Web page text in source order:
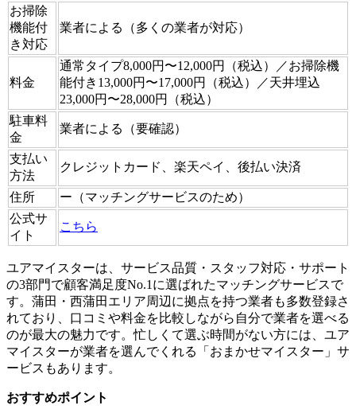
お掃除
機能付
き対応
業者による（多くの業者が対応）
料金
通常タイプ8,000円〜12,000円（税込）／お掃除機
能付き13,000円〜17,000円（税込）／天井埋込
23,000円〜28,000円（税込）
駐車料
金
業者による（要確認）
支払い
方法
クレジットカード、楽天ペイ、後払い決済
住所
ー（マッチングサービスのため）
公式サ
イト
こちら
ユアマイスターは、サービス品質・スタッフ対応・サポート
の3部門で顧客満足度No.1に選ばれたマッチングサービスで
す。蒲田・西蒲田エリア周辺に拠点を持つ業者も多数登録さ
れており、口コミや料金を比較しながら自分で業者を選べる
のが最大の魅力です。忙しくて選ぶ時間がない方には、ユア
マイスターが業者を選んでくれる「おまかせマイスター」サ
ービスもあります。
おすすめポイント